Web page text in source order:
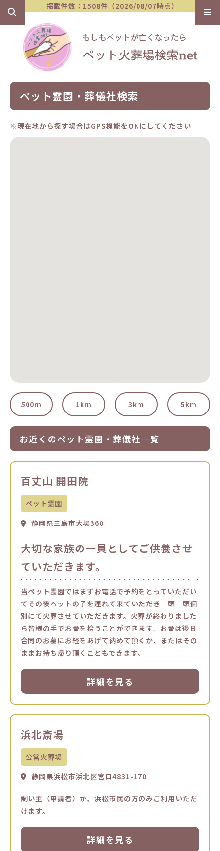
掲載件数：1508件（2026/08/07時点）
ペット霊園・葬儀社検索
※現在地から探す場合はGPS機能をONにしてください
500m 1km 3km 5km
お近くのペット霊園・葬儀社一覧
百丈山 開田院
ペット霊園
静岡県三島市大場360
大切な家族の一員としてご供養させ
ていただきます。
当ペット霊園ではまずお電話で予約をとっていただい
てその後ペットの子を連れて来ていただき一頭一頭個
別にて火葬させていただきます。火葬が終わりました
ら皆様の手でお骨を拾うことができます。お骨は後日
合同のお墓にお経をあげて納めて頂くか、またはその
ままお持ち帰り頂くこともできます。
詳細を見る
浜北斎場
公営火葬場
静岡県浜松市浜北区宮口4831-170
飼い主（申請者）が、浜松市民の方のみご利用いただ
けます。
詳細を見る